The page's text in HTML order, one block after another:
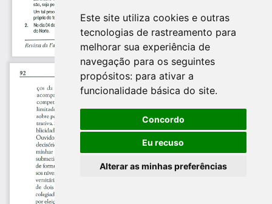
Este site utiliza cookies e outras
tecnologias de rastreamento para
melhorar sua experiência de
navegação para os seguintes
propósitos: para ativar a
funcionalidade básica do site.
Concordo
Eu recuso
Alterar as minhas preferências